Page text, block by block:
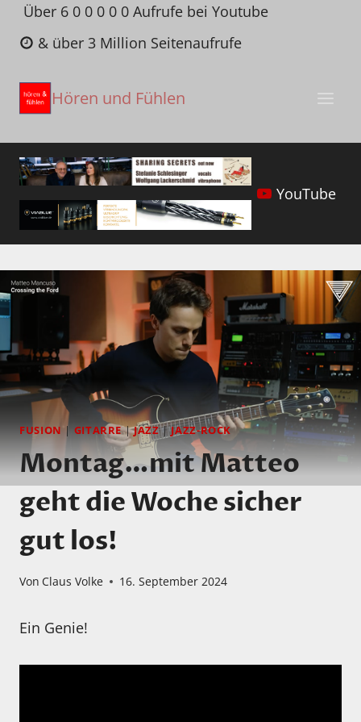
Zum
Inhalt
springen
Über 6 0 0 0 0 0 Aufrufe bei Youtube
& über 3 Million Seitenaufrufe
Hören und Fühlen
YouTube
FUSION | GITARRE|JAZZ|JAZZ-ROCK
Montag…mit Matteo
geht die Woche sicher
gut los!
Von Claus Volke 16. September 2024
Ein Genie!